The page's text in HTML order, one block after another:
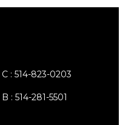
C : 514-823-0203
B : 514-281-5501